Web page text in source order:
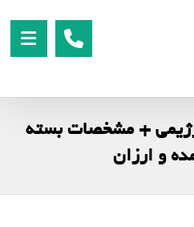
+ مشخصات بسته
و ارزان